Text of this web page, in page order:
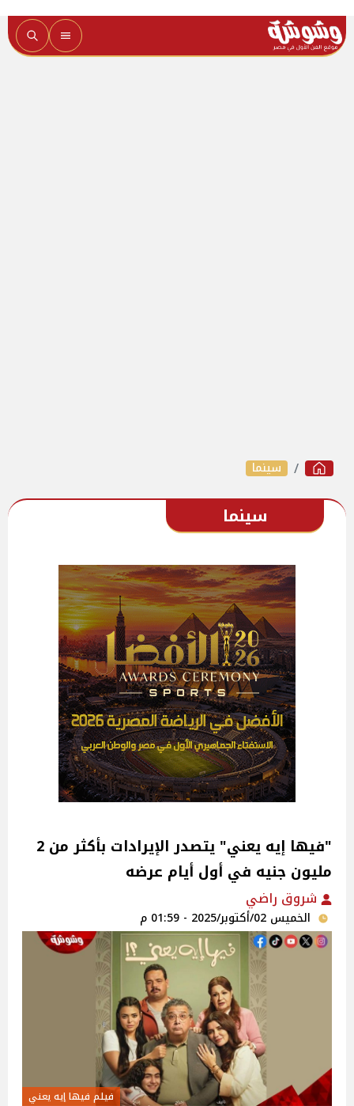
سينما
سينما
"فيها إيه يعني" يتصدر الإيرادات بأكثر من 2
مليون جنيه في أول أيام عرضه
شروق راضي
الخميس 02/أكتوبر/2025 - 01:59 م
فيلم فيها إيه يعني